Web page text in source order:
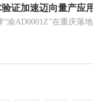
证加速迈向量产应用
渝AD0001Z”在重庆落